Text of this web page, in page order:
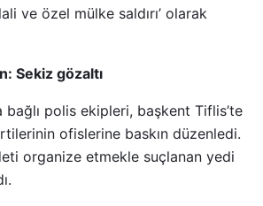
ve özel mülke saldırı’ olarak
Sekiz gözaltı
bağlı polis ekipleri, başkent Tiflis’te
ofislerine baskın düzenledi.
organize etmekle suçlanan yedi